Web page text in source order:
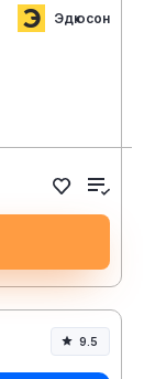
Эдюсон
9.5